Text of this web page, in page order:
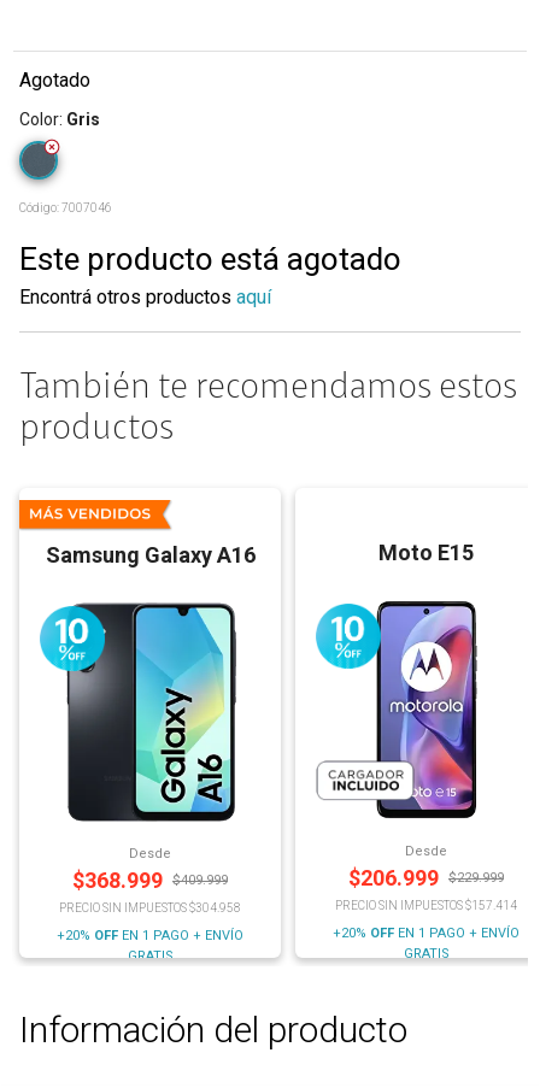
Agotado
Color: Gris
Código:7007046
Este producto está agotado
Encontrá otros productos aquí
También te recomendamos estos
productos
Samsung Galaxy A16
Desde
$368.999 $409.999
PRECIO SIN IMPUESTOS $304.958
+20% OFF EN 1 PAGO + ENVÍO
GRATIS
Moto E15
Desde
$206.999 $229.999
PRECIO SIN IMPUESTOS $157.414
+20% OFF EN 1 PAGO + ENVÍO
GRATIS
Información del producto